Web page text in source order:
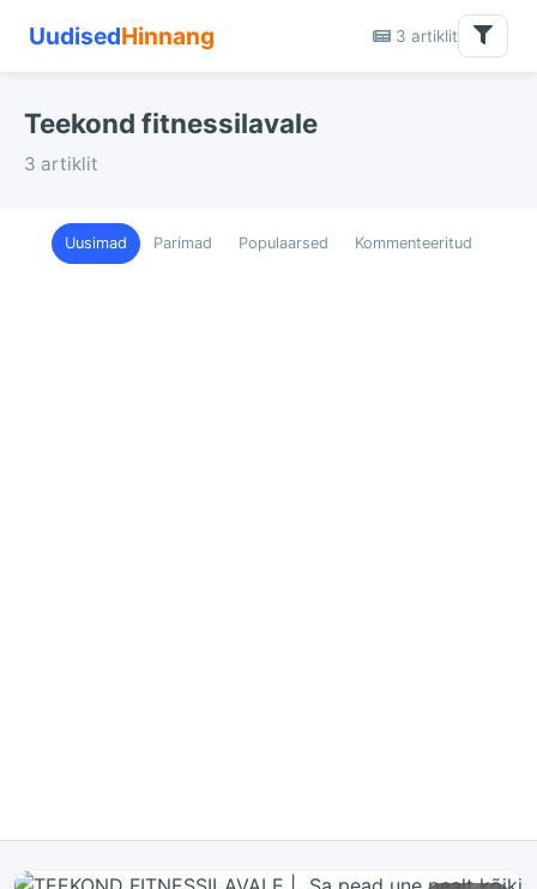
UudisedHinnang 3 artiklit
Teekond fitnessilavale
3 artiklit
Uusimad Parimad Populaarsed Kommenteeritud